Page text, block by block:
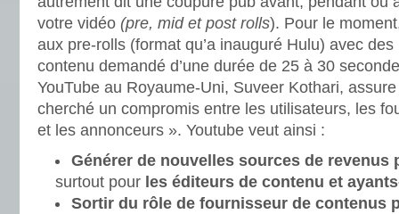
votre vidéo (pre, mid et post rolls). Pour le
aux pre-rolls (format qu’a inauguré Hulu) avec
contenu demandé d’une durée de 25 à 30
YouTube au Royaume-Uni, Suveer Kothari,
cherché un compromis entre les utilisateurs, les
et les annonceurs ». Youtube veut ainsi :
Générer de nouvelles sources de revenus
surtout pour les éditeurs de contenu et
Sortir du rôle de fournisseur de contenus